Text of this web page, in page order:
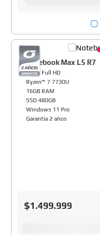
Notebook Max L5 R7
15,6" Full HD
Ryzen™ 7 7730U
16GB RAM
SSD 480GB
Windows 11 Pro
Garantía 2 años
$1.499.999